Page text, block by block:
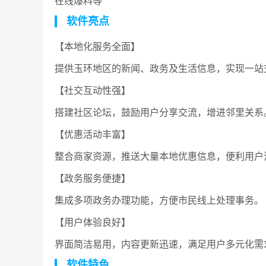
软件亮点
【本地化服务全面】
提供玉环地区的新闻、政务及生活信息，实现一站
【社交互动性强】
搭建社区论坛，鼓励用户分享交流，增进邻里关系
【优惠活动丰富】
整合商家资源，推送大量本地优惠信息，便利用户
【政务服务便捷】
集成多项政务办理功能，方便市民线上处理事务。
【用户体验良好】
界面简洁易用，内容更新迅速，满足用户多元化需